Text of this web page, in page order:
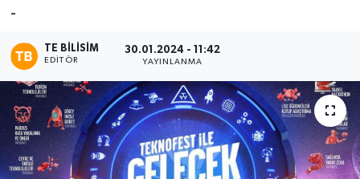
-
TE BILISIM
EDITÖR
30.01.2024 - 11:42
YAYINLANMA
Ekonomi
Magazin
Etkinlikler